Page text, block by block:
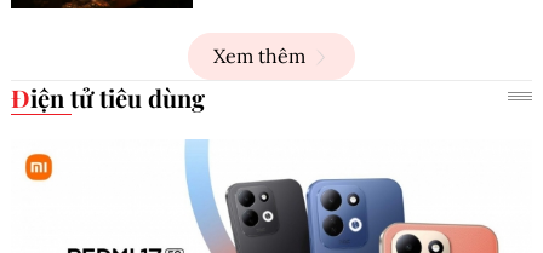
Xem thêm
Điện tử tiêu dùng